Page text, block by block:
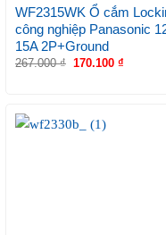
WF2315WK Ổ cắm
công nghiệp Panasonic
15A 2P+Ground
267.000₫ 170.100 ₫